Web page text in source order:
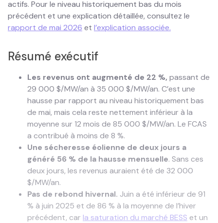
actifs. Pour le niveau historiquement bas du mois
précédent et une explication détaillée, consultez le
rapport de mai 2026 et l’explication associée.
Résumé exécutif
Les revenus ont augmenté de 22 %, passant de
29 000 $/MW/an à 35 000 $/MW/an. C’est une
hausse par rapport au niveau historiquement bas
de mai, mais cela reste nettement inférieur à la
moyenne sur 12 mois de 85 000 $/MW/an. Le FCAS
a contribué à moins de 8 %.
Une sécheresse éolienne de deux jours a
généré 56 % de la hausse mensuelle. Sans ces
deux jours, les revenus auraient été de 32 000
$/MW/an.
Pas de rebond hivernal. Juin a été inférieur de 91
% à juin 2025 et de 86 % à la moyenne de l’hiver
précédent, car la saturation du marché BESS et un